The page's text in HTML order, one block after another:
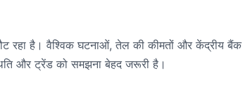
रहा है। वैश्विक घटनाओं, तेल की कीमतों और केंद्रीय बैंक
और ट्रेंड को समझना बेहद जरूरी है।